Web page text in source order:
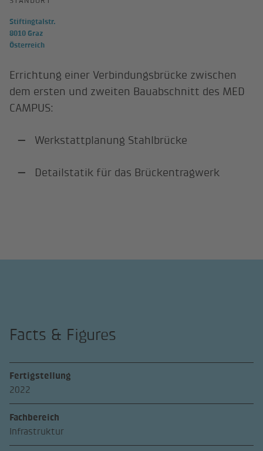
Stiftingtalstr.
8010 Graz
Österreich
Errichtung einer Verbindungsbrücke zwischen
dem ersten und zweiten Bauabschnitt des MED
CAMPUS:
Werkstattplanung Stahlbrücke
Detailstatik für das Brückentragwerk
Facts & Figures
Fertigstellung
2022
Fachbereich
Infrastruktur